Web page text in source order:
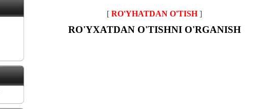
[ RO'YHATDAN O'TISH]
RO'YXATDAN O'TISHNI O'RGANISH